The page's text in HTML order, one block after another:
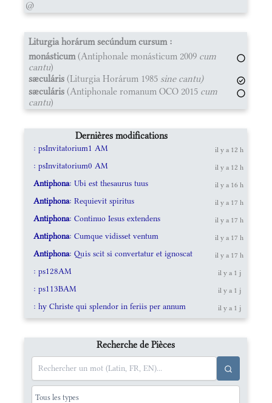
@
Liturgia horárum secúndum cursum :
monásticum(Antiphonale monásticum 2009 cum
cantu)
sæculáris (Liturgia Horárum 1985 sine cantu)
sæculáris (Antiphonale romanum OCO 2015 cum
cantu)
Dernières modifications
: psInvitatorium1 AM il y a 12 h
: psInvitatorium0 AM il y a 12 h
Antiphona: Ubi est thesaurus tuus il y a 16 h
Antiphona: Requievit spiritus il y a 17 h
Antiphona: Continuo Iesus extendens il y a 17 h
Antiphona: Cumque vidisset ventum il y a 17 h
Antiphona: Quis scit si convertatur et ignoscat il y a 17 h
: ps128AM il y a 1 j
: ps113BAM il y a 1 j
: hy Christe qui splendor in feriis per annum il y a 1 j
Recherche de Pièces